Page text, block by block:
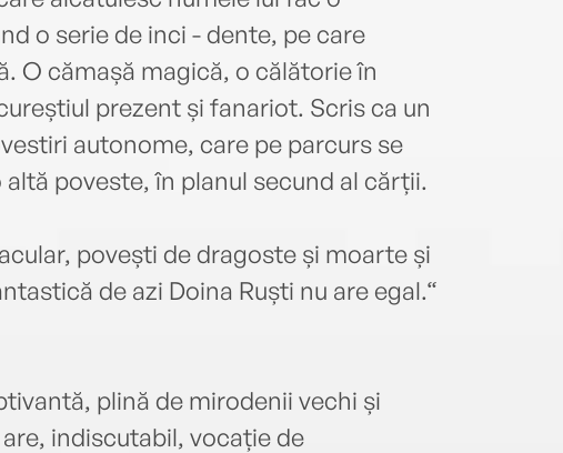
o serie de inci - dente, pe care
O cămașă magică, o călătorie în
prezent și fanariot. Scris ca un
autonome, care pe parcurs se
poveste, în planul secund al cărții.
povești de dragoste și moarte și
de azi Doina Ruști nu are egal.“
plină de mirodenii vechi și
indiscutabil, vocație de